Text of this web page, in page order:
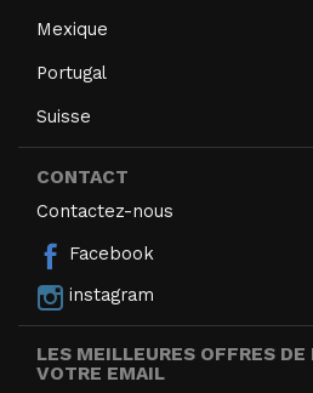
Mexique
Portugal
Suisse
CONTACT
Contactez-nous
Facebook
instagram
LES MEILLEURES OFFRES DE
VOTRE EMAIL